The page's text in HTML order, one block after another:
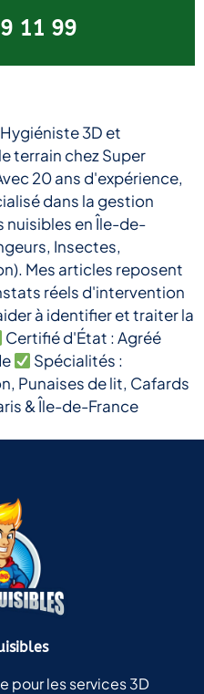
11 99
3D et
terrain chez Super
20 ans d'expérience,
dans la gestion
nuisibles en Île-de-
Insectes,
Mes articles reposent
réels d'intervention
à identifier et traiter la
Certifié d'État : Agréé
Spécialités :
Punaises de lit, Cafards
& Île-de-France
pour les services 3D